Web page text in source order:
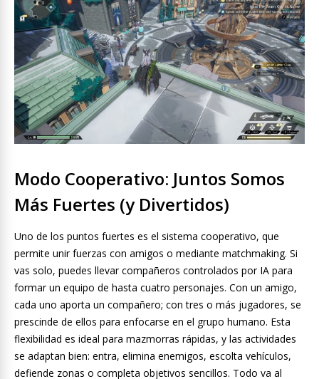
Modo Cooperativo: Juntos Somos
Más Fuertes (y Divertidos)
Uno de los puntos fuertes es el sistema cooperativo, que
permite unir fuerzas con amigos o mediante matchmaking. Si
vas solo, puedes llevar compañeros controlados por IA para
formar un equipo de hasta cuatro personajes. Con un amigo,
cada uno aporta un compañero; con tres o más jugadores, se
prescinde de ellos para enfocarse en el grupo humano. Esta
flexibilidad es ideal para mazmorras rápidas, y las actividades
se adaptan bien: entra, elimina enemigos, escolta vehículos,
defiende zonas o completa objetivos sencillos. Todo va al